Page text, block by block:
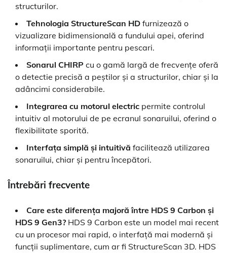
structurilor.
Tehnologia StructureScan HD furnizează o
vizualizare bidimensională a fundului apei, oferind
informații importante pentru pescari.
Sonarul CHIRP cu o gamă largă de frecvențe oferă
o detectie precisă a peștilor și a structurilor, chiar și la
adâncimi considerabile.
Integrarea cu motorul electric permite controlul
intuitiv al motorului de pe ecranul sonaruilui, oferind o
flexibilitate sporită.
Interfața simplă și intuitivă facilitează utilizarea
sonaruilui, chiar și pentru începători.
Întrebări frecvente
Care este diferența majoră între HDS 9 Carbon și
HDS 9 Gen3?HDS 9 Carbon este un model mai recent
cu un procesor mai rapid, o interfață mai modernă și
funcții suplimentare, cum ar fi StructureScan 3D. HDS